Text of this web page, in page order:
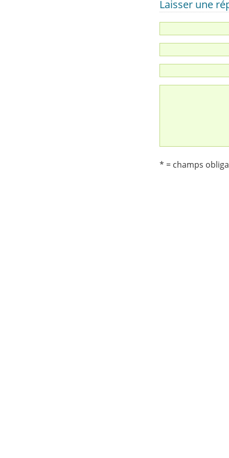
Laisser une
* = champs